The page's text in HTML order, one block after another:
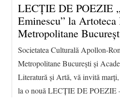
LECŢIE DE POEZIE
Eminescu” la
Metropolitane
Societatea Culturală Apollon-
Metropolitane Bucureşti şi
Literatură şi Artă, vă invită
la o nouă LECŢIE DE POEZIE